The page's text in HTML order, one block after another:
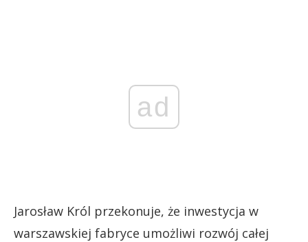
ad
Jarosław Król przekonuje, że inwestycja w
warszawskiej fabryce umożliwi rozwój całej